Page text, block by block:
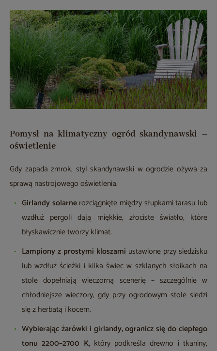
Pomysł na klimatyczny ogród skandynawski –
oświetlenie
Gdy zapada zmrok, styl skandynawski w ogrodzie ożywa za
sprawą nastrojowego oświetlenia.
Girlandy solarnerozciągnięte między słupkami tarasu lub
wzdłuż pergoli dają miękkie, złociste światło, które
błyskawicznie tworzy klimat.
Lampiony z prostymi kloszami ustawione przy siedzisku
lub wzdłuż ścieżki i kilka świec w szklanych słoikach na
stole dopełniają wieczorną scenerię – szczególnie w
chłodniejsze wieczory, gdy przy ogrodowym stole siedzi
się z herbatą i kocem.
Wybierając żarówki i girlandy, ogranicz się do ciepłego
tonu 2200–2700 K, który podkreśla drewno i tkaniny,